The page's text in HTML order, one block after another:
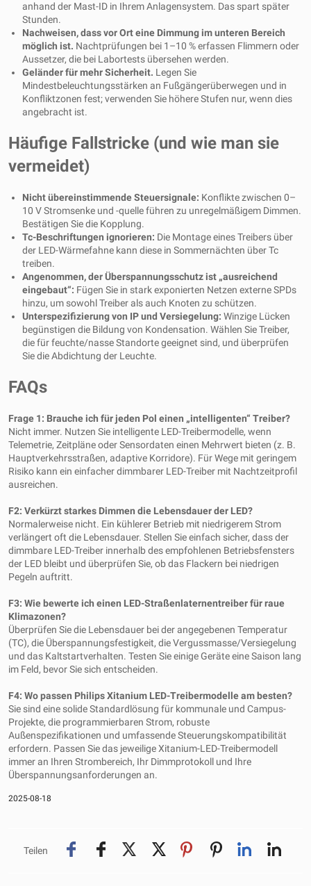
anhand der Mast-ID in Ihrem Anlagensystem. Das spart später
Stunden.
Nachweisen, dass vor Ort eine Dimmung im unteren Bereich
möglich ist. Nachtprüfungen bei 1–10 % erfassen Flimmern oder
Aussetzer, die bei Labortests übersehen werden.
Geländer für mehr Sicherheit. Legen Sie
Mindestbeleuchtungsstärken an Fußgängerüberwegen und in
Konfliktzonen fest; verwenden Sie höhere Stufen nur, wenn dies
angebracht ist.
Häufige Fallstricke (und wie man sie
vermeidet)
Nicht übereinstimmende Steuersignale: Konflikte zwischen 0–
10 V Stromsenke und -quelle führen zu unregelmäßigem Dimmen.
Bestätigen Sie die Kopplung.
Tc-Beschriftungen ignorieren: Die Montage eines Treibers über
der LED-Wärmefahne kann diese in Sommernächten über Tc
treiben.
Angenommen, der Überspannungsschutz ist „ausreichend
eingebaut“: Fügen Sie in stark exponierten Netzen externe SPDs
hinzu, um sowohl Treiber als auch Knoten zu schützen.
Unterspezifizierung von IP und Versiegelung: Winzige Lücken
begünstigen die Bildung von Kondensation. Wählen Sie Treiber,
die für feuchte/nasse Standorte geeignet sind, und überprüfen
Sie die Abdichtung der Leuchte.
FAQs
Frage 1: Brauche ich für jeden Pol einen „intelligenten“ Treiber?
Nicht immer. Nutzen Sie intelligente LED-Treibermodelle, wenn
Telemetrie, Zeitpläne oder Sensordaten einen Mehrwert bieten (z. B.
Hauptverkehrsstraßen, adaptive Korridore). Für Wege mit geringem
Risiko kann ein einfacher dimmbarer LED-Treiber mit Nachtzeitprofil
ausreichen.
F2: Verkürzt starkes Dimmen die Lebensdauer der LED?
Normalerweise nicht. Ein kühlerer Betrieb mit niedrigerem Strom
verlängert oft die Lebensdauer. Stellen Sie einfach sicher, dass der
dimmbare LED-Treiber innerhalb des empfohlenen Betriebsfensters
der LED bleibt und überprüfen Sie, ob das Flackern bei niedrigen
Pegeln auftritt.
F3: Wie bewerte ich einen LED-Straßenlaternentreiber für raue
Klimazonen?
Überprüfen Sie die Lebensdauer bei der angegebenen Temperatur
(TC), die Überspannungsfestigkeit, die Vergussmasse/Versiegelung
und das Kaltstartverhalten. Testen Sie einige Geräte eine Saison lang
im Feld, bevor Sie sich entscheiden.
F4: Wo passen Philips Xitanium LED-Treibermodelle am besten?
Sie sind eine solide Standardlösung für kommunale und Campus-
Projekte, die programmierbaren Strom, robuste
Außenspezifikationen und umfassende Steuerungskompatibilität
erfordern. Passen Sie das jeweilige Xitanium-LED-Treibermodell
immer an Ihren Strombereich, Ihr Dimmprotokoll und Ihre
Überspannungsanforderungen an.
2025-08-18
Teilen